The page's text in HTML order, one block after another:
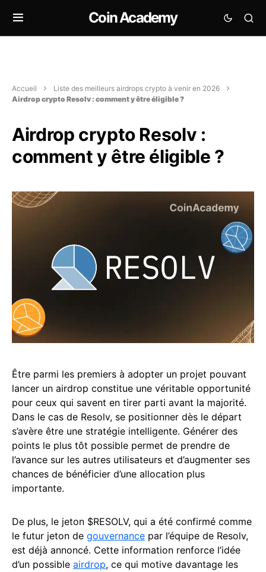
Coin Academy
Accueil
Liste des meilleurs airdrops crypto à venir en 2026
Airdrop crypto Resolv : comment y être éligible ?
Airdrop crypto Resolv :
comment y être éligible ?
Être parmi les premiers à adopter un projet pouvant
lancer un airdrop constitue une véritable opportunité
pour ceux qui savent en tirer parti avant la majorité.
Dans le cas de Resolv, se positionner dès le départ
s’avère être une stratégie intelligente. Générer des
points le plus tôt possible permet de prendre de
l’avance sur les autres utilisateurs et d’augmenter ses
chances de bénéficier d’une allocation plus
importante.
De plus, le jeton $RESOLV, qui a été confirmé comme
le futur jeton de gouvernance par l’équipe de Resolv,
est déjà annoncé. Cette information renforce l’idée
d’un possible airdrop, ce qui motive davantage les